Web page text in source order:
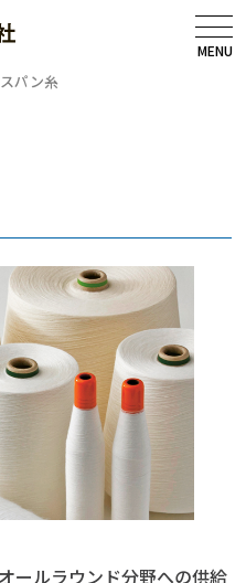
MENU
パン糸
ールラウンド分野への供給